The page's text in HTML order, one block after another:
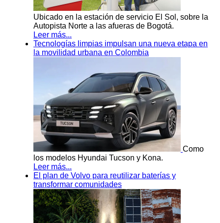
Ubicado en la estación de servicio El Sol, sobre la
Autopista Norte a las afueras de Bogotá.
Leer más...
Tecnologías limpias impulsan una nueva etapa en
la movilidad urbana en Colombia
Como
los modelos Hyundai Tucson y Kona.
Leer más...
El plan de Volvo para reutilizar baterías y
transformar comunidades